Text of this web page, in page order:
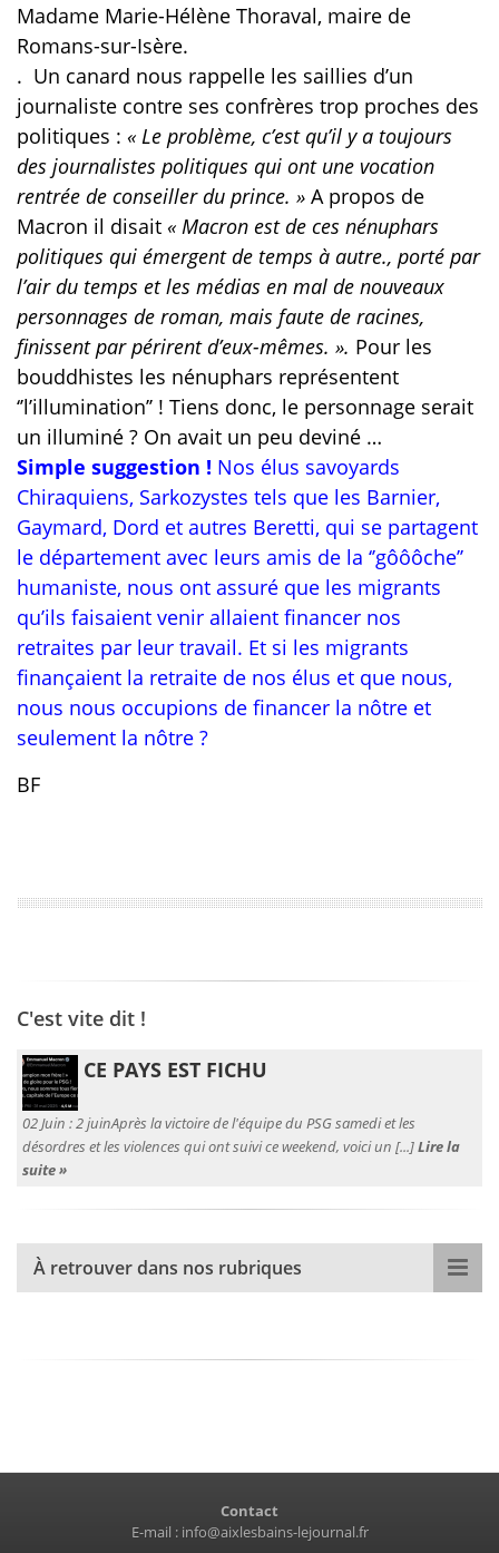
Madame Marie-Hélène Thoraval, maire de
Romans-sur-Isère.
. Un canard nous rappelle les saillies d’un
journaliste contre ses confrères trop proches des
politiques : « Le problème, c’est qu’il y a toujours
des journalistes politiques qui ont une vocation
rentrée de conseiller du prince. » A propos de
Macron il disait « Macron est de ces nénuphars
politiques qui émergent de temps à autre., porté par
l’air du temps et les médias en mal de nouveaux
personnages de roman, mais faute de racines,
finissent par périrent d’eux-mêmes. ». Pour les
bouddhistes les nénuphars représentent
‘’l’illumination’’ ! Tiens donc, le personnage serait
un illuminé ? On avait un peu deviné …
Simple suggestion ! Nos élus savoyards
Chiraquiens, Sarkozystes tels que les Barnier,
Gaymard, Dord et autres Beretti, qui se partagent
le département avec leurs amis de la ‘’gôôôche’’
humaniste, nous ont assuré que les migrants
qu’ils faisaient venir allaient financer nos
retraites par leur travail. Et si les migrants
finançaient la retraite de nos élus et que nous,
nous nous occupions de financer la nôtre et
seulement la nôtre ?
BF
C'est vite dit !
CE PAYS EST FICHU
02 Juin :2 juinAprès la victoire de l'équipe du PSG samedi et les
désordres et les violences qui ont suivi ce weekend, voici un [...]Lire la
suite »
À retrouver dans nos rubriques
Contact
E-mail : info@aixlesbains-lejournal.fr